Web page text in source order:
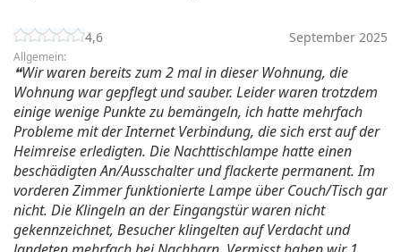
4,6 September 2025
Allgemein:
Wir waren bereits zum 2 mal in dieser Wohnung, die
Wohnung war gepflegt und sauber. Leider waren trotzdem
einige wenige Punkte zu bemängeln, ich hatte mehrfach
Probleme mit der Internet Verbindung, die sich erst auf der
Heimreise erledigten. Die Nachttischlampe hatte einen
beschädigten An/Ausschalter und flackerte permanent. Im
vorderen Zimmer funktionierte Lampe über Couch/Tisch gar
nicht. Die Klingeln an der Eingangstür waren nicht
gekennzeichnet, Besucher klingelten auf Verdacht und